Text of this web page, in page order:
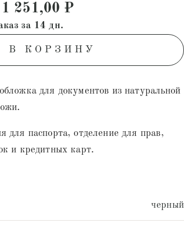
Первоначальная цена
1 251,00 ₽
за 14 дн.
В КОРЗИНУ
для документов из натуральной
для паспорта, отделение для прав,
и кредитных карт.
черный